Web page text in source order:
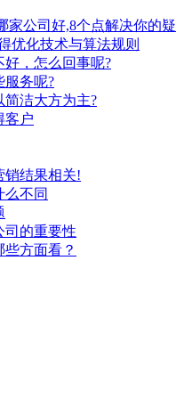
家公司好,8个点解决你的
优化技术与算法规则
，怎么回事呢?
服务呢?
简洁大方为主?
客户
销结果相关!
不同
司的重要性
方面看？